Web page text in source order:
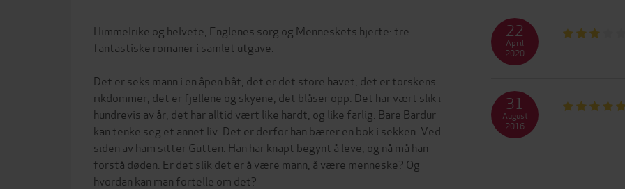
Himmelrike og helvete, Englenes sorg og Menneskets hjerte: tre
fantastiske romaner i samlet utgave.
Det er seks mann i en åpen båt, det er det store havet, det er torskens
rikdommer, det er fjellene og skyene, det blåser opp. Det har vært slik i
hundrevis av år, det har alltid vært like hardt, og like farlig. Bare Bardur
kan tenke seg et annet liv. Det er derfor han bærer en bok i sekken. Ved
siden av ham sitter Gutten. Han har knapt begynt å leve, og nå må han
forstå døden. Er det slik det er å være mann, å være menneske? Og
hvordan kan man fortelle om det?
22
April
2020
31
August
2016